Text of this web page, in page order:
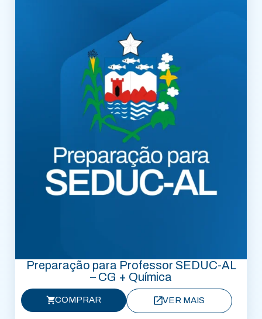
Preparação para Professor SEDUC-AL
– CG + Química
COMPRAR VER MAIS